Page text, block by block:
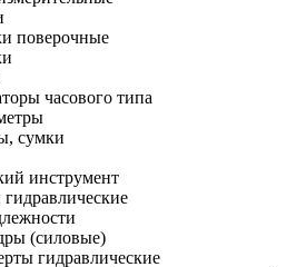
поверочные
часового типа
сумки
инструмент
(силовые)
гидравлические